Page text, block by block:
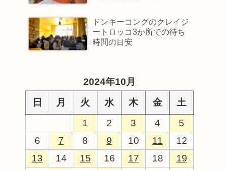
ドンキーコングのクレイジ
ートロッコ3か所での待ち
時間の目安
2024年10月
日
月 火 水 木 金
土
1
2 3 4
5
6
7 8 9 10 11
12
13
14 15 16 17 18
19